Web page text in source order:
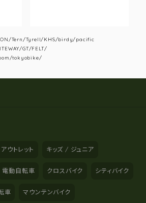
Tern/Tyrell/KHS/birdy/pacific
GT/FELT/
tokyobike/
地
アウトレット キッズ / ジュニア
電動自転車 クロスバイク シティバイク
車 マウンテンバイク